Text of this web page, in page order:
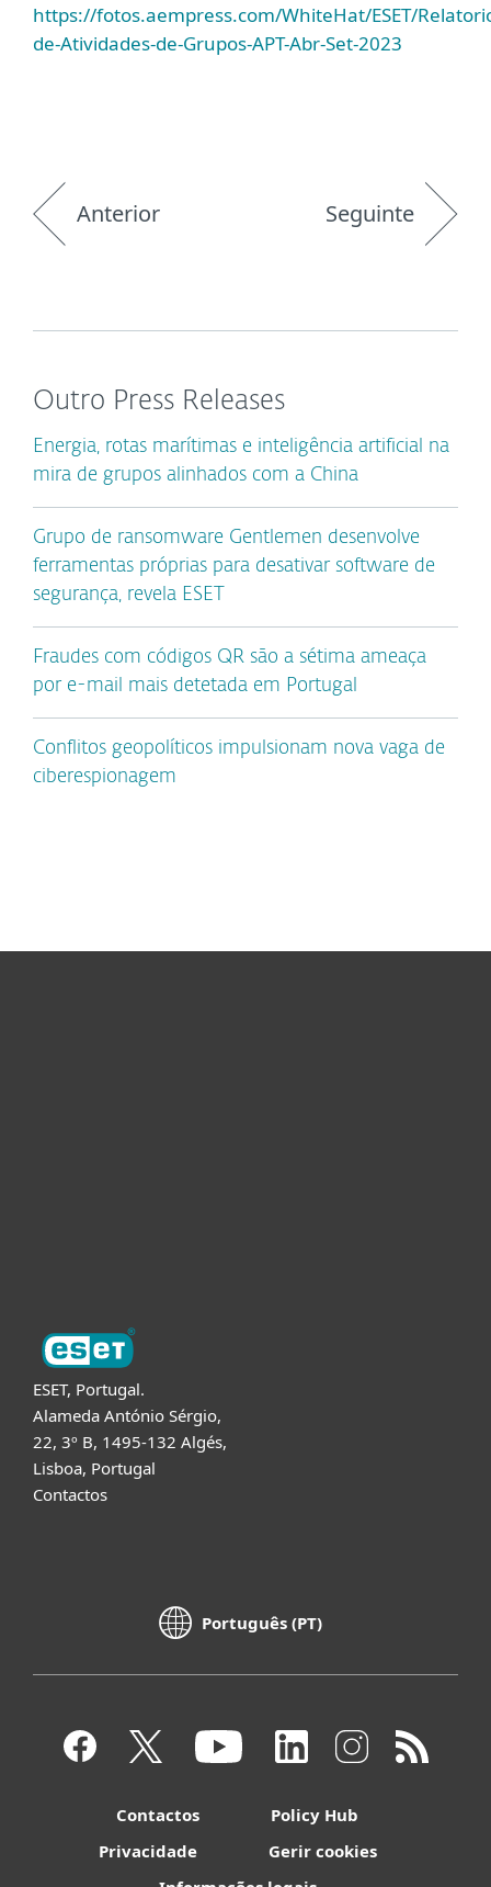
https://fotos.aempress.com/WhiteHat/ESET/
de-Atividades-de-Grupos-APT-Abr-Set-2023
Anterior Seguinte
Outro Press Releases
Energia, rotas marítimas e inteligência artificial na
mira de grupos alinhados com a China
Grupo de ransomware Gentlemen desenvolve
ferramentas próprias para desativar software de
segurança, revela ESET
Fraudes com códigos QR são a sétima ameaça
por e-mail mais detetada em Portugal
Conflitos geopolíticos impulsionam nova vaga de
ciberespionagem
ESET, Portugal.
Alameda António Sérgio,
22, 3º B, 1495-132 Algés,
Lisboa, Portugal
Contactos
Português (PT)
Contactos
Policy Hub
Privacidade
Gerir cookies